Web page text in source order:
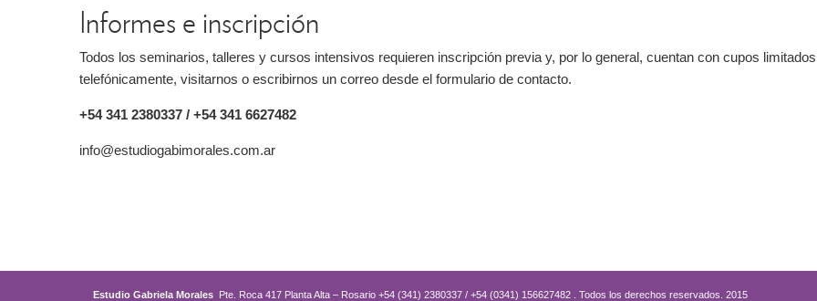
Informes e inscripción
Todos los seminarios, talleres y cursos intensivos requieren inscripción previa y, por lo general, cuentan con cupos
telefónicamente, visitarnos o escribirnos un correo desde el formulario de contacto.
+54 341 2380337 / +54 341 6627482
info@estudiogabimorales.com.ar
Estudio Gabriela Morales Pte. Roca 417 Planta Alta – Rosario +54 (341) 2380337 / +54 (0341) 156627482 . Todos los derechos reservados. 2015